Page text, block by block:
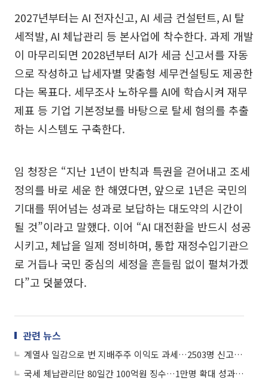
2027년부터는 AI 전자신고, AI 세금 컨설턴트, AI 탈
세적발, AI 체납관리 등 본사업에 착수한다. 과제 개발
이 마무리되면 2028년부터 AI가 세금 신고서를 자동
으로 작성하고 납세자별 맞춤형 세무컨설팅도 제공한
다는 목표다. 세무조사 노하우를 AI에 학습시켜 재무
제표 등 기업 기본정보를 바탕으로 탈세 혐의를 추출
하는 시스템도 구축한다.
임 청장은 “지난 1년이 반칙과 특권을 걷어내고 조세
정의를 바로 세운 한 해였다면, 앞으로 1년은 국민의
기대를 뛰어넘는 성과로 보답하는 대도약의 시간이
될 것”이라고 말했다. 이어 “AI 대전환을 반드시 성공
시키고, 체납을 일제 정비하며, 통합 재정수입기관으
로 거듭나 국민 중심의 세정을 흔들림 없이 펼쳐가겠
다”고 덧붙였다.
관련 뉴스
계열사 일감으로 번 지배주주 이익도 과세…2503명 신고망에 올랐다
국세 체납관리단 80일간 100억원 징수…1만명 확대 성과 시험대